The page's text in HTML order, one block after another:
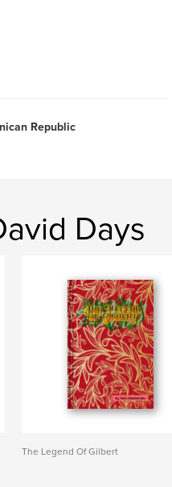
Republic
Days
The Legend Of Gilbert